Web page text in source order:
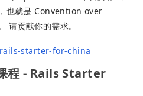
也就是 Convention over
贡献你的需求。
starter-for-china
程 - Rails Starter